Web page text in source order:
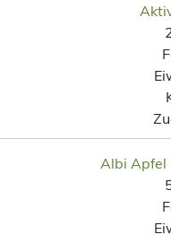
Albi Apfel